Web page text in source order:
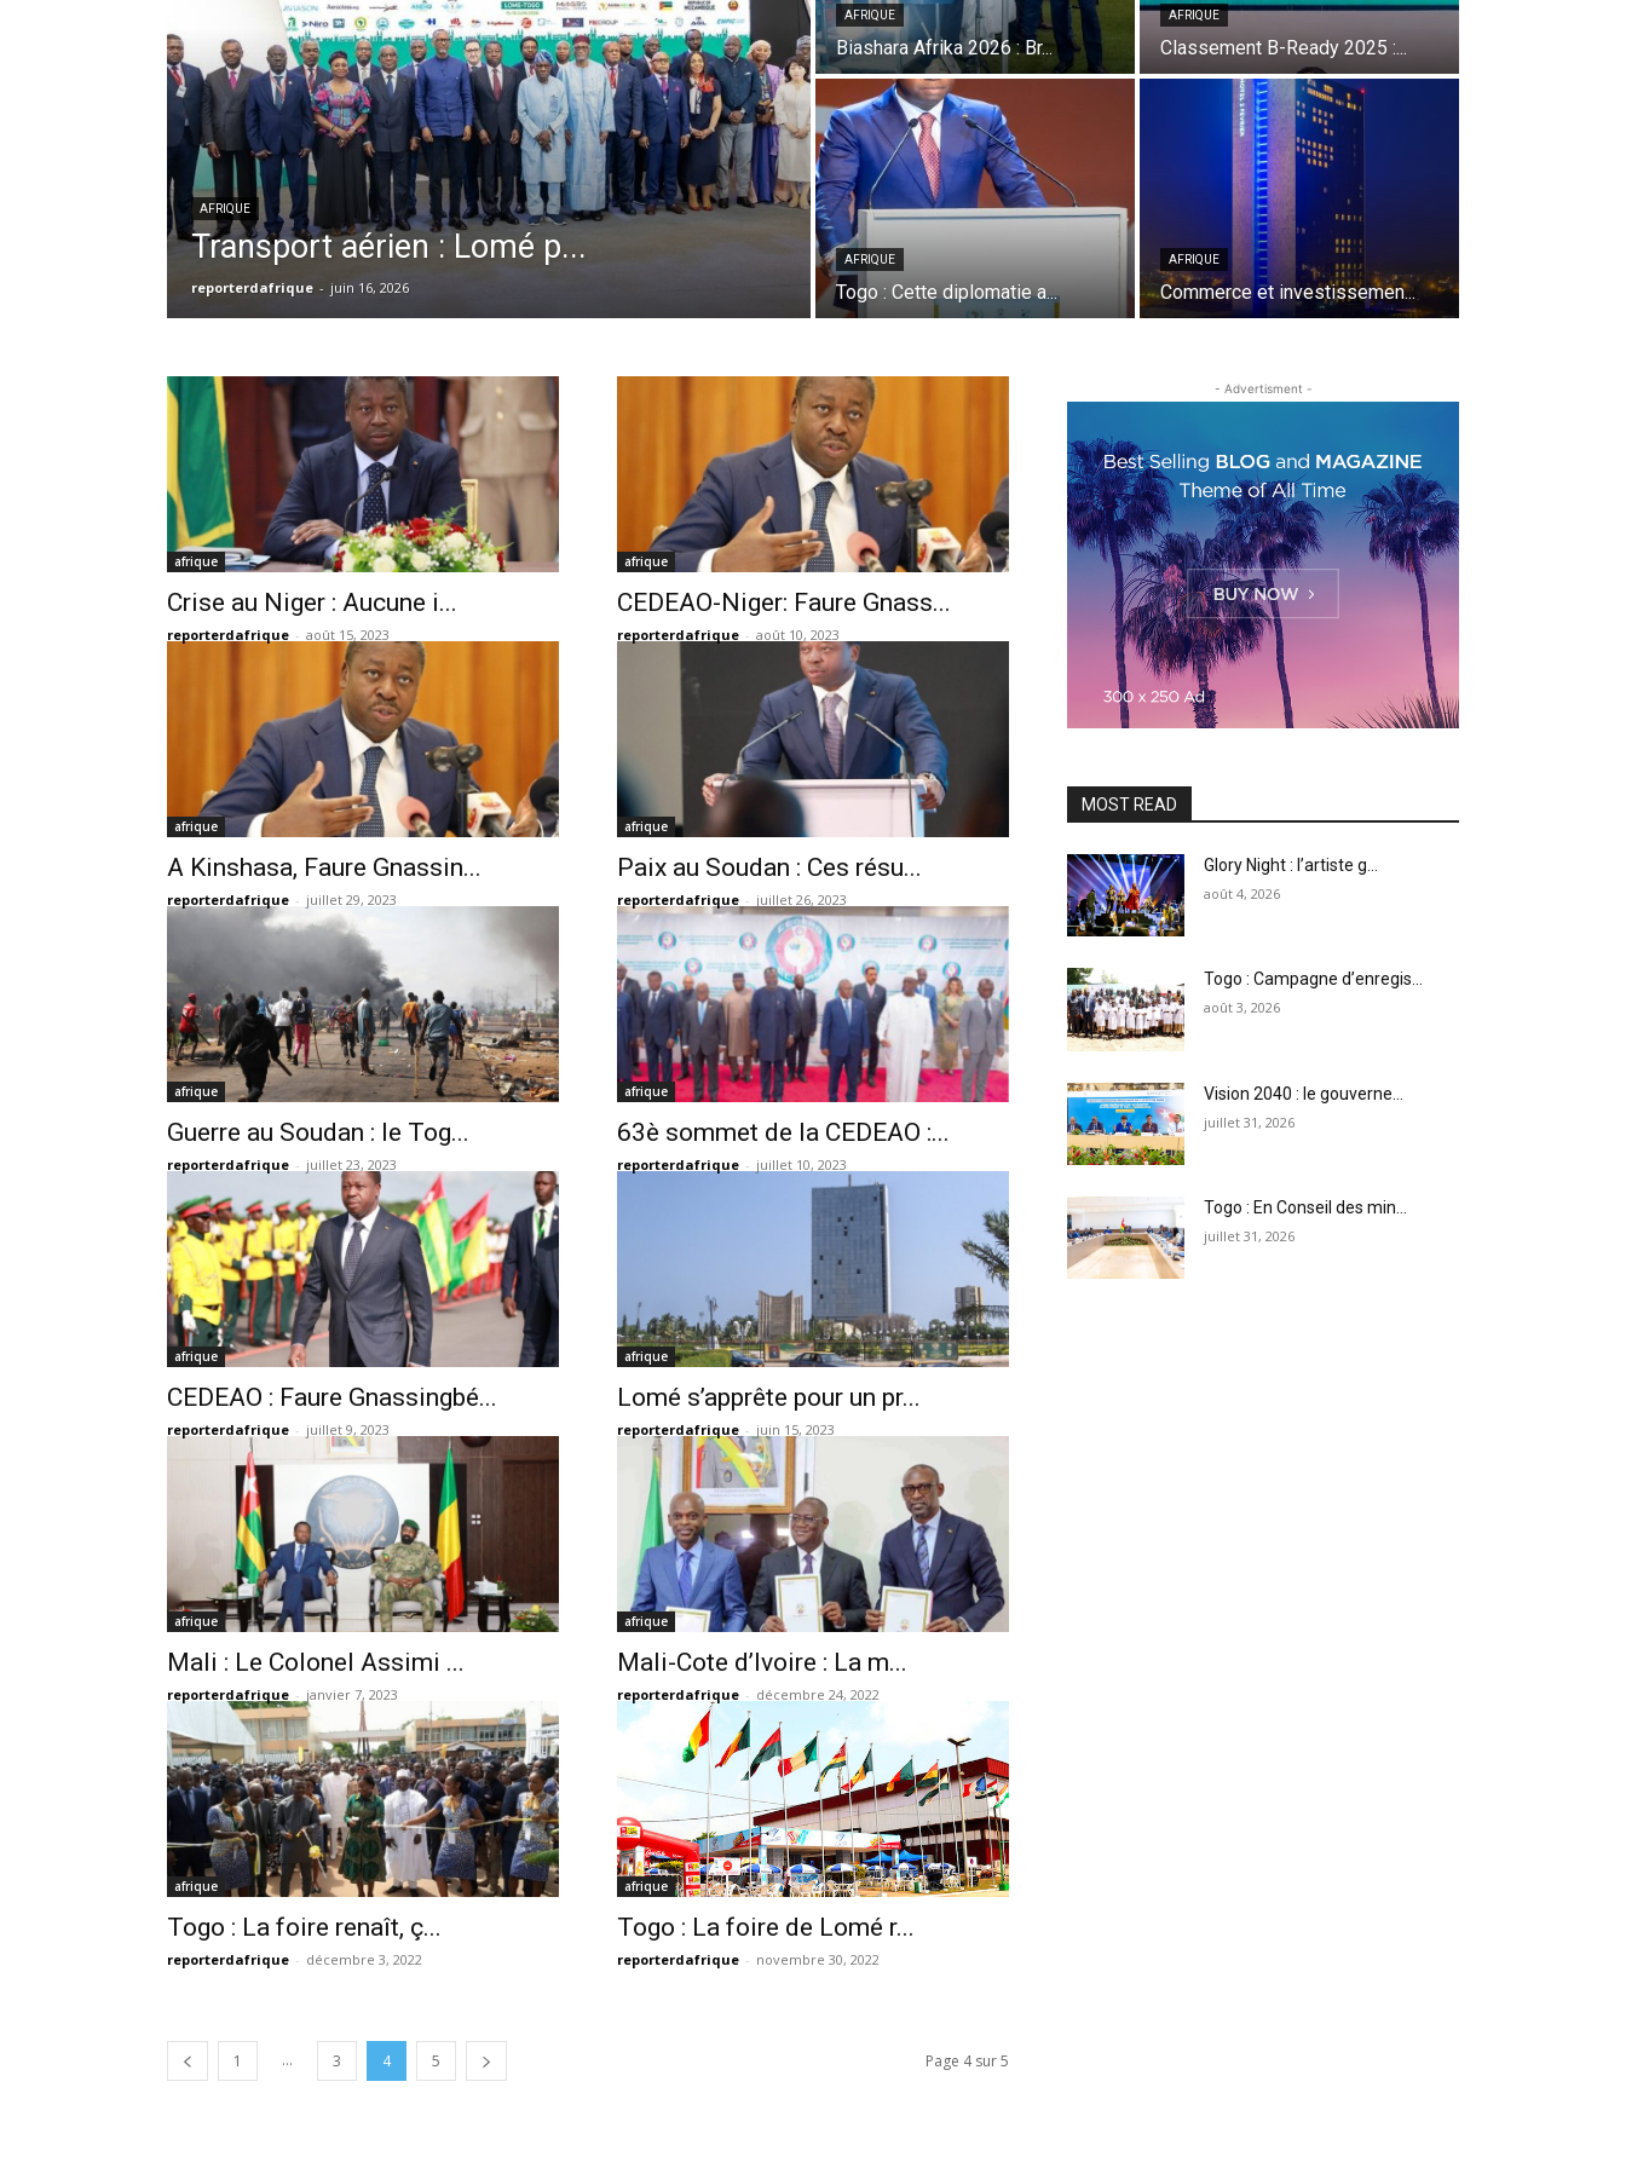
AFRIQUE
Transport aérien : Lomé p...
reporterdafrique - juin 16, 2026
AFRIQUE
Biashara Afrika 2026 : Br...
AFRIQUE
Classement B-Ready 2025 :...
AFRIQUE
Togo : Cette diplomatie a...
AFRIQUE
Commerce et investissemen...
afrique
Crise au Niger : Aucune i...
reporterdafrique - août 15, 2023
afrique
CEDEAO-Niger: Faure Gnass...
reporterdafrique - août 10, 2023
afrique
A Kinshasa, Faure Gnassin...
reporterdafrique - juillet 29, 2023
afrique
Paix au Soudan : Ces résu...
reporterdafrique - juillet 26, 2023
afrique
Guerre au Soudan : le Tog...
reporterdafrique - juillet 23, 2023
afrique
63è sommet de la CEDEAO :...
reporterdafrique - juillet 10, 2023
afrique
CEDEAO : Faure Gnassingbé...
reporterdafrique - juillet 9, 2023
afrique
Lomé s’apprête pour un pr...
reporterdafrique - juin 15, 2023
afrique
Mali : Le Colonel Assimi ...
reporterdafrique - janvier 7, 2023
afrique
Mali-Cote d’Ivoire : La m...
reporterdafrique - décembre 24, 2022
afrique
Togo : La foire renaît, ç...
reporterdafrique - décembre 3, 2022
afrique
Togo : La foire de Lomé r...
reporterdafrique - novembre 30, 2022
1 ... 3 4 5 Page 4 sur 5
- Advertisment -
MOST READ
Glory Night : l’artiste g...
août 4, 2026
Togo : Campagne d’enregis...
août 3, 2026
Vision 2040 : le gouverne...
juillet 31, 2026
Togo : En Conseil des min...
juillet 31, 2026